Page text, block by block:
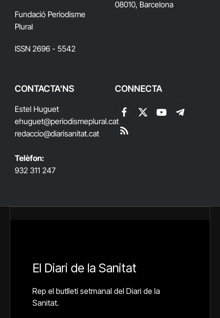
Fundació Periodisme
Plural
ISSN 2696 - 5542
08010, Barcelona
CONTACTA'NS
Estel Huguet
ehuguet@periodismeplural.cat
redaccio@diarisanitat.cat
Telèfon:
932 311 247
CONNECTA
Facebook
X
YouTubeTelegram
RSS